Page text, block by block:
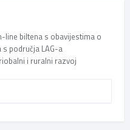
line biltena s obavijestima o
područja LAG-a
i ruralni razvoj